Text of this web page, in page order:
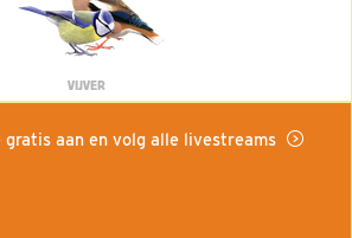
VIJVER
gratis aan en volg alle livestreams